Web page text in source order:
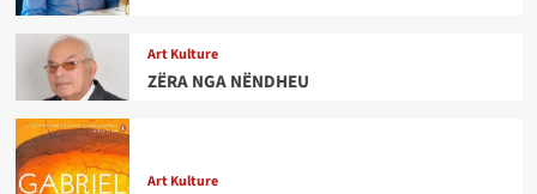
Art Kulture
ZËRA NGA NËNDHEU
Art Kulture